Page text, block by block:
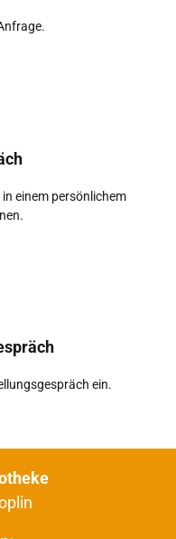
einem persönlichem
ein.
🥼 Sonnen Apotheke